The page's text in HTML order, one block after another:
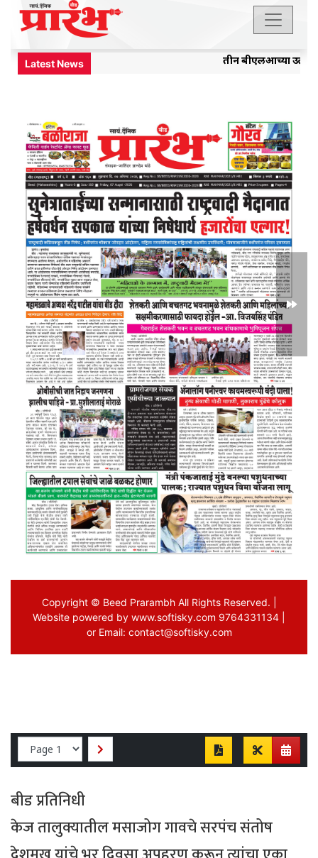
बीड प्रतिनिधी
केज तालुक्यातील मसाजोग गावचे सरपंच संतोष